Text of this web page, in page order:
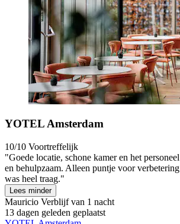
YOTEL Amsterdam
10/10 Voortreffelijk
"Goede locatie, schone kamer en het
en behulpzaam. Alleen puntje voor
was heel traag."
Lees minder
Mauricio Verblijf van 1 nacht
13 dagen geleden geplaatst